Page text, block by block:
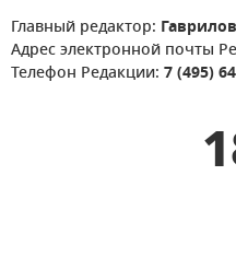
Главный редактор:
Адрес электронной почты
Телефон Редакции: 7 (495)